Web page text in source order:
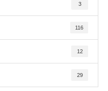
3
116
12
29